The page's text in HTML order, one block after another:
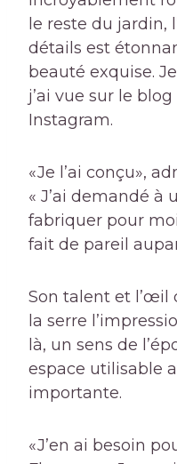
le reste du jardin,
détails est
beauté exquise.
j’ai vue sur le
Instagram.
«Je l’ai conçu»,
« J’ai demandé à
fabriquer pour
fait de pareil
Son talent et l’œil
la serre
là, un sens de
espace utilisable
importante.
«J’en ai besoin